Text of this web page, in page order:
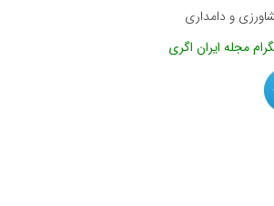
و دامداری
مجله ایران اگری